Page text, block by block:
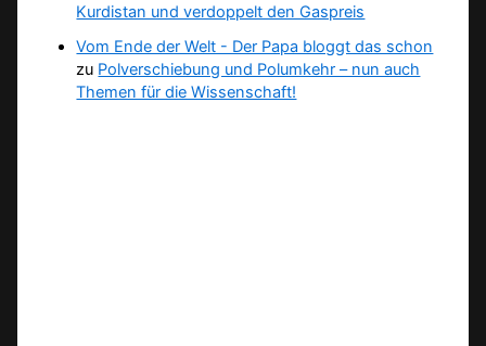
Kurdistan und verdoppelt den Gaspreis
Vom Ende der Welt - Der Papa bloggt das schon
zu Polverschiebung und Polumkehr – nun auch
Themen für die Wissenschaft!